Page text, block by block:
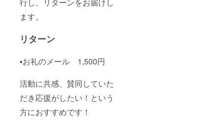
行し、リターンをお届けし
ます。
リターン
▪️お礼のメール 1,500円
活動に共感、賛同していた
だき応援がしたい！という
方におすすめです！